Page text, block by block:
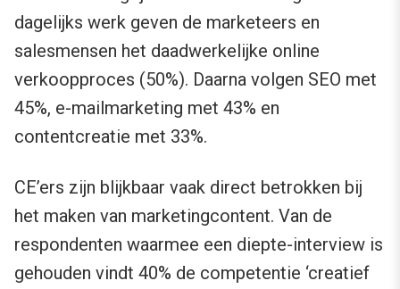
dagelijks werk geven de marketeers en
salesmensen het daadwerkelijke online
verkoopproces (50%). Daarna volgen SEO met
45%, e-mailmarketing met 43% en
contentcreatie met 33%.
CE’ers zijn blijkbaar vaak direct betrokken bij
het maken van marketingcontent. Van de
respondenten waarmee een diepte-interview is
gehouden vindt 40% de competentie ‘creatief